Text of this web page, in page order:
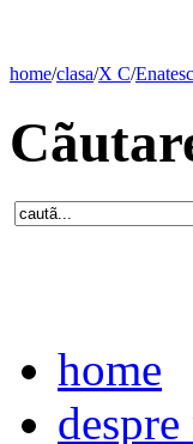
home/clasa/X C/
home